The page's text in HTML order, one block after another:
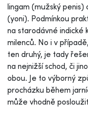
lingam (mužský penis)
(yoni). Podmínkou
na starodávné indické
milenců. No i v
ten druhý, je tady
na nejnižší schod, či
obou. Je to výborný
procházku během
může vhodně